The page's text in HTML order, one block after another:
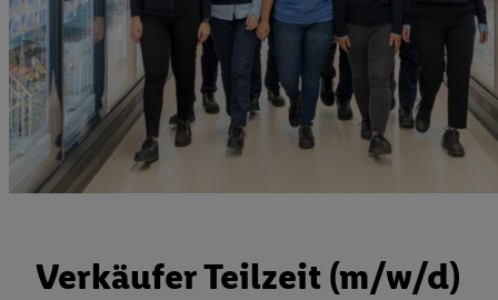
Verkäufer Teilzeit (m/w/d)